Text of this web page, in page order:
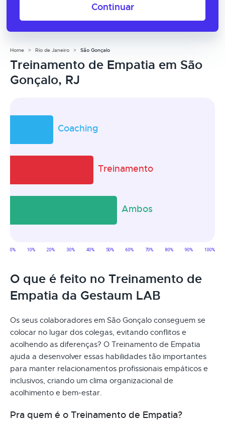
Continuar
Home Rio de Janeiro São Gonçalo
Treinamento de Empatia em São
Gonçalo, RJ
O que é feito no Treinamento de
Empatia da Gestaum LAB
Os seus colaboradores em São Gonçalo conseguem se
colocar no lugar dos colegas, evitando conflitos e
acolhendo as diferenças? O Treinamento de Empatia
ajuda a desenvolver essas habilidades tão importantes
para manter relacionamentos profissionais empáticos e
inclusivos, criando um clima organizacional de
acolhimento e bem-estar.
Pra quem é o Treinamento de Empatia?